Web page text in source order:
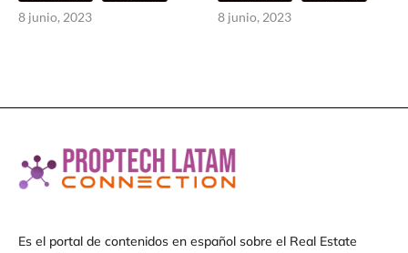
8 junio, 2023
8 junio, 2023
Es el portal de contenidos en español sobre el Real Estate